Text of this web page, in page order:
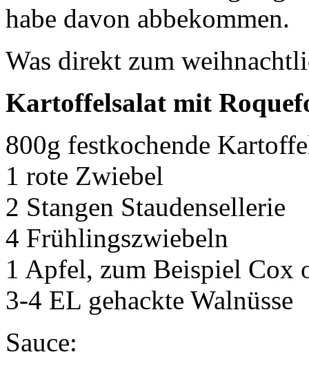
habe davon abbekommen.
Was direkt zum
Kartoffelsalat mit
800g festkochende
1 rote Zwiebel
2 Stangen Staudensellerie
4 Frühlingszwiebeln
1 Apfel, zum Beispiel Cox
3-4 EL gehackte Walnüsse
Sauce: